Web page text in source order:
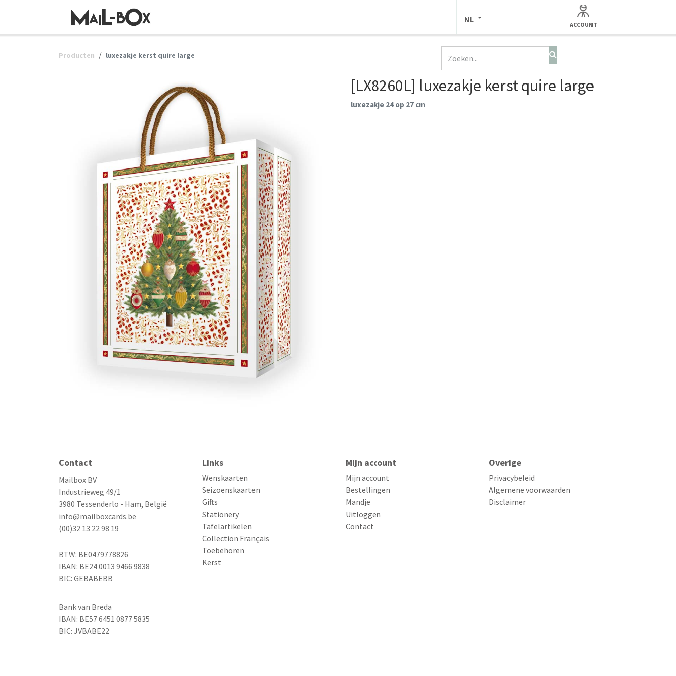
NL
ACCOUNT
Producten luxezakje kerst quire large
[LX8260L] luxezakje kerst quire large
luxezakje 24 op 27 cm
Contact
Mailbox BV
Industrieweg 49/1
3980 Tessenderlo - Ham, België
info@mailboxcards.be
(00)32 13 22 98 19
BTW: BE0479778826
IBAN: BE24 0013 9466 9838
BIC: GEBABEBB
Bank van Breda
IBAN: BE57 6451 0877 5835
BIC: JVBABE22
Links
Wenskaarten
Seizoenskaarten
Gifts
Stationery
Tafelartikelen
Collection Français
Toebehoren
Kerst
Mijn account
Mijn account
Bestellingen
Mandje
Uitloggen
Contact
Overige
Privacybeleid
Algemene voorwaarden
Disclaimer